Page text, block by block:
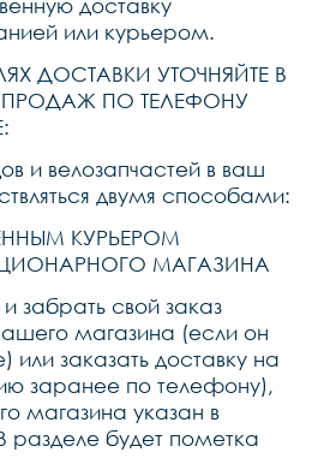
доставку
или курьером.
ДОСТАВКИ УТОЧНЯЙТЕ В
ПРОДАЖ ПО ТЕЛЕФОНУ
и велозапчастей в ваш
двумя способами:
КУРЬЕРОМ
МАГАЗИНА
забрать свой заказ
магазина (если он
заказать доставку на
заранее по телефону),
магазина указан в
разделе будет пометка